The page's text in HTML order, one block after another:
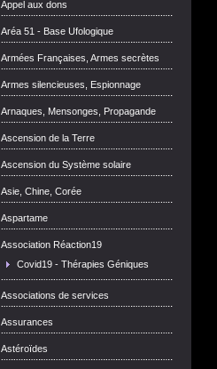
Appel aux dons
Aréa 51 - Base Ufologique
Armées Françaises, Armes secrètes
Armes silencieuses, Espionnage
Arnaques, Mensonges, Propagande
Ascension de la Terre
Ascension du Système solaire
Asie, Chine, Corée
Aspartame
Association Réaction19
Covid19 - Thérapies Géniques
Associations de services
Assurances
Astéroïdes